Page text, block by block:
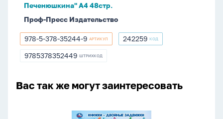
Печенюшкина" А4 48стр.
Проф-Пресс Издательство
978-
5-
978-5-378-35244-9 АРТИКУЛ 242259
242259 КОД
9785378352449
9785378352449 ШТРИХКОД
Вас так же могут заинтересовать